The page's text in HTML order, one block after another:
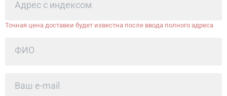
Точная цена доставки будет известна после ввода полного адреса